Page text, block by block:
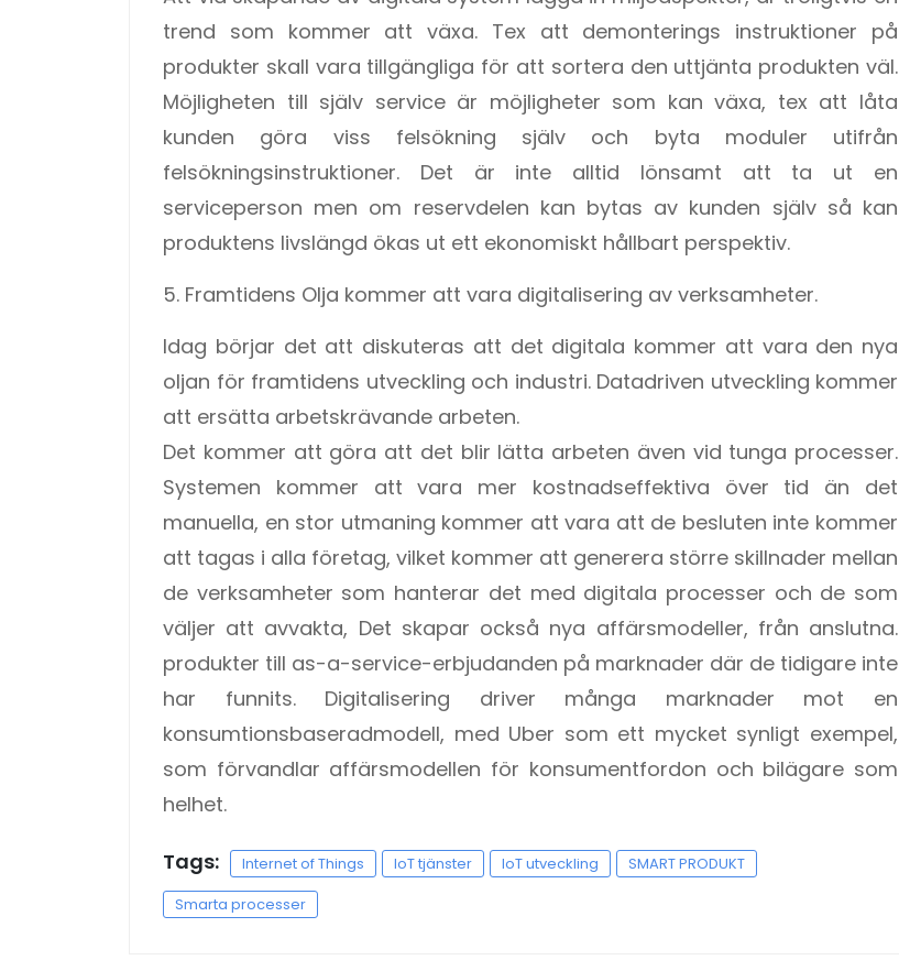
trend som kommer att växa. Tex att demonterings instruktioner på
produkter skall vara tillgängliga för att sortera den uttjänta produkten väl.
Möjligheten till själv service är möjligheter som kan växa, tex att låta
kunden göra viss felsökning själv och byta moduler utifrån
felsökningsinstruktioner. Det är inte alltid lönsamt att ta ut en
serviceperson men om reservdelen kan bytas av kunden själv så kan
produktens livslängd ökas ut ett ekonomiskt hållbart perspektiv.
5. Framtidens Olja kommer att vara digitalisering av verksamheter.
Idag börjar det att diskuteras att det digitala kommer att vara den nya
oljan för framtidens utveckling och industri. Datadriven utveckling kommer
att ersätta arbetskrävande arbeten.
Det kommer att göra att det blir lätta arbeten även vid tunga processer.
Systemen kommer att vara mer kostnadseffektiva över tid än det
manuella, en stor utmaning kommer att vara att de besluten inte kommer
att tagas i alla företag, vilket kommer att generera större skillnader mellan
de verksamheter som hanterar det med digitala processer och de som
väljer att avvakta, Det skapar också nya affärsmodeller, från anslutna.
produkter till as-a-service-erbjudanden på marknader där de tidigare inte
har funnits. Digitalisering driver många marknader mot en
konsumtionsbaseradmodell, med Uber som ett mycket synligt exempel,
som förvandlar affärsmodellen för konsumentfordon och bilägare som
helhet.
Tags: Internet of Things IoT tjänster IoT utveckling
SMART PRODUKT
Smarta processer